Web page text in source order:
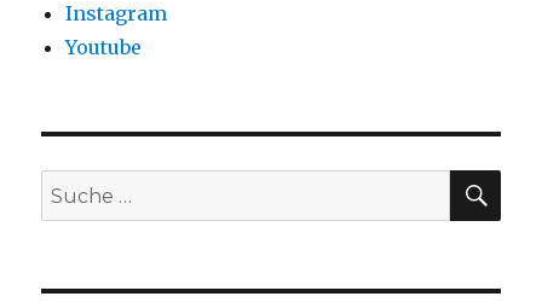
Instagram
Youtube
Suche
nach: